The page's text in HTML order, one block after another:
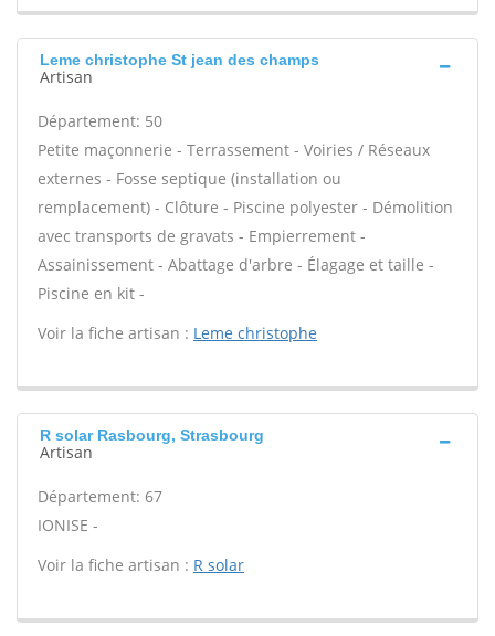
Leme christophe St jean des champs
Artisan
Département: 50
Petite maçonnerie - Terrassement - Voiries / Réseaux
externes - Fosse septique (installation ou
remplacement) - Clôture - Piscine polyester - Démolition
avec transports de gravats - Empierrement -
Assainissement - Abattage d'arbre - Élagage et taille -
Piscine en kit -
Voir la fiche artisan : Leme christophe
R solar Rasbourg, Strasbourg
Artisan
Département: 67
IONISE -
Voir la fiche artisan : R solar